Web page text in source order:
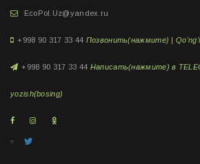
EcoPol.Uz@yandex.ru
+998 90 317 33 44 Позвонить(нажмите) |
+998 90 317 33 44 Написать(нажмите) в
yozish(bosing)